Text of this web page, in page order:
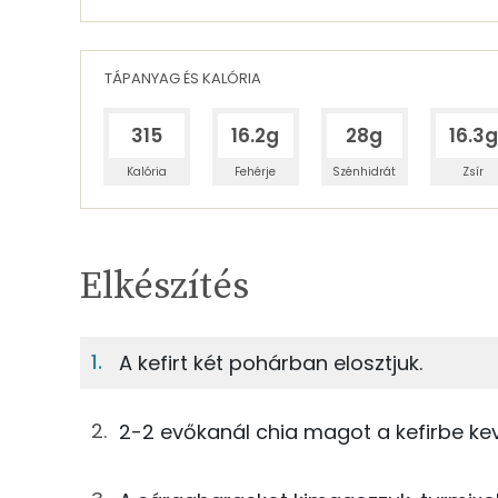
TÁPANYAG ÉS KALÓRIA
315
Kalória
16.2g
Fehérje
28g
Szénhidrát
16.3g
Zsír
TÁPANYAGTARTALOM
Elkészítés
A kefirt két pohárban elosztjuk.
2-2 evőkanál chia magot a kefirbe